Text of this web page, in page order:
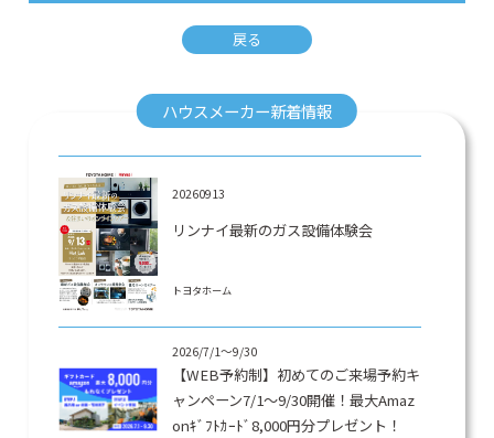
戻る
ハウスメーカー新着情報
20260913
リンナイ最新のガス設備体験会
トヨタホーム
2026/7/1～9/30
【WEB予約制】初めてのご来場予約キ
ャンペーン7/1～9/30開催！最大Amaz
onｷﾞﾌﾄｶｰﾄﾞ8,000円分プレゼント！